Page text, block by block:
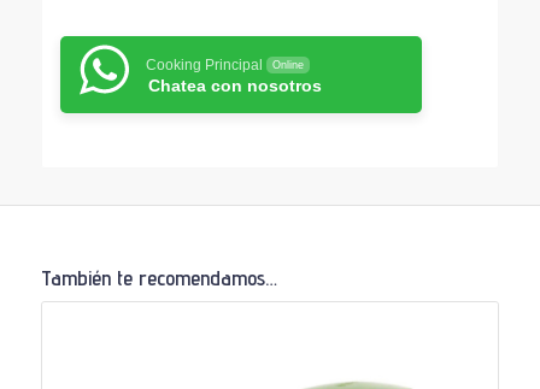
Cooking Principal Online
Chatea con nosotros
También te recomendamos…